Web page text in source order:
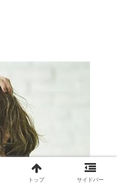
トップ サイドバー